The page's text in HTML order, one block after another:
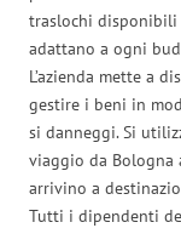
traslochi disponibili
adattano a ogni
L’azienda mette a
gestire i beni in
si danneggi. Si
viaggio da Bologna
arrivino a
Tutti i dipendenti